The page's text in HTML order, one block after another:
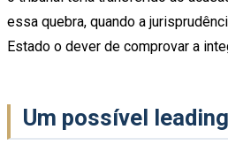
essa quebra, quando a
Estado o dever de comprovar a
Um possível